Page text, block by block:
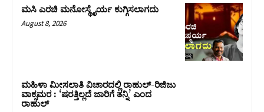
ಮಸಿ ಎರಚಿ ಮನೋಸ್ಥೈರ್ಯ ಕುಗ್ಗಿಸಲಾಗದು
August 8, 2026
ಮಹಿಳಾ ಮೀಸಲಾತಿ ವಿಚಾರದಲ್ಲಿ ರಾಹುಲ್‌-ರಿಜಿಜು
ವಾಕ್ಸಮರ : ‘ಷರತ್ತಿಲ್ಲದೆ ಜಾರಿಗೆ ತನ್ನಿ’ ಎಂದ
ರಾಹುಲ್‌